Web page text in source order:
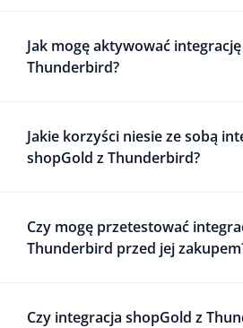
Jak mogę aktywować
Thunderbird?
Jakie korzyści niesie ze sobą
shopGold z Thunderbird?
Czy mogę przetestować
Thunderbird przed jej
Czy integracja shopGold z